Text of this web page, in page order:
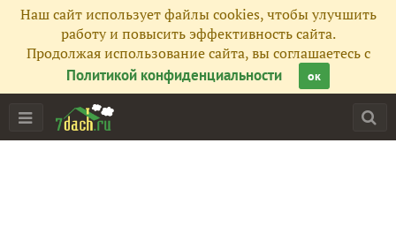
Наш сайт использует файлы cookies, чтобы улучшить
работу и повысить эффективность сайта.
Продолжая использование сайта, вы соглашаетесь с
Политикой конфиденциальности
ок